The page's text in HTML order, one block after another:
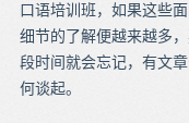
口语培训班，如果这些
细节的了解便越来越多
段时间就会忘记，有文
何谈起。